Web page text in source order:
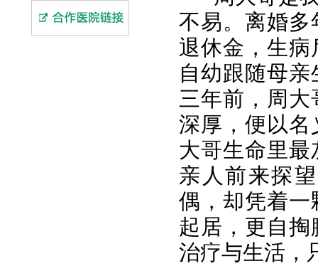
不易。离婚
退休金，生
自幼跟随母
三年前，周
深厚，便以
大哥生命里
亲人前来探
偶，却凭着
起居，更自
治疗与生活，